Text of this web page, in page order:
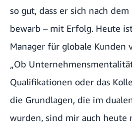
so gut, dass er sich nach
bewarb – mit Erfolg. Heute
Manager für globale Kunden
„Ob
Qualifikationen oder das
die Grundlagen, die im
wurden, sind mir auch heute